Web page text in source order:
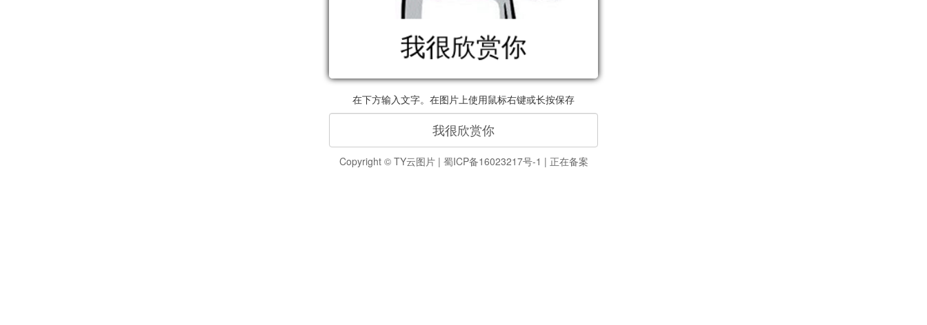
在下方输入文字。在图片上使用鼠标右键或长按保存
Copyright © TY云图片 | 蜀ICP备16023217号-1 | 正在备案